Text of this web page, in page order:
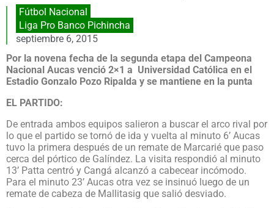
Fútbol Nacional
Liga Pro Banco Pichincha
septiembre 6, 2015
Por la novena fecha de la segunda etapa del Campeona
Nacional Aucas venció 2×1 a Universidad Católica en el
Estadio Gonzalo Pozo Ripalda y se mantiene en la punta
EL PARTIDO:
De entrada ambos equipos salieron a buscar el arco rival por
lo que el partido se tornó de ida y vuelta al minuto 6’ Aucas
tuvo la primera después de un remate de Marcarié que paso
cerca del pórtico de Galíndez. La visita respondió al minuto
13’ Patta centró y Cangá alcanzó a cabecear incómodo.
Para el minuto 23’ Aucas otra vez se insinuó luego de un
remate de cabeza de Mallitasig que salió desviado.